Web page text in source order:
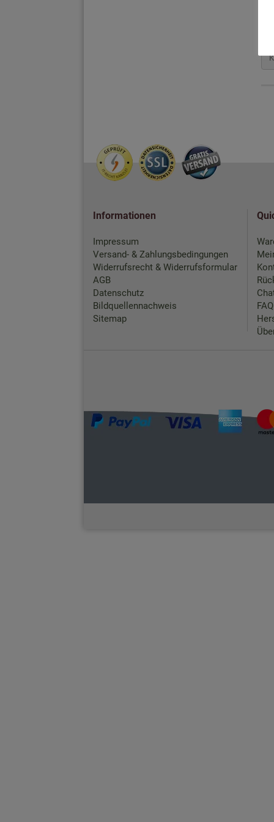
Informationen
Impressum
Versand- & Zahlungsbedingungen
Widerrufsrecht & Widerrufsformular
AGB
Datenschutz
Bildquellennachweis
Sitemap
FAQ